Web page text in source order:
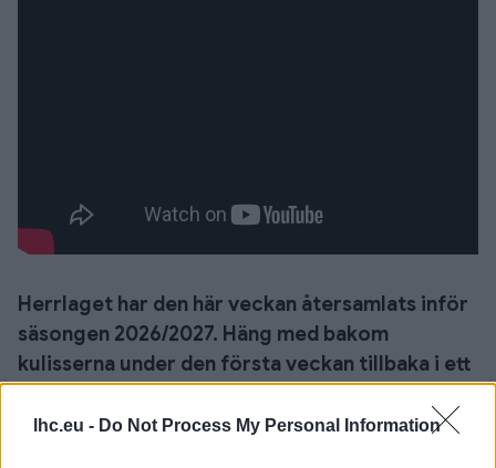
lhc.eu - Do Not Process My Personal Information
Herrlaget har den här veckan återsamlats inför
säsongen 2026/2027. Häng med bakom
kulisserna under den första veckan tillbaka i ett